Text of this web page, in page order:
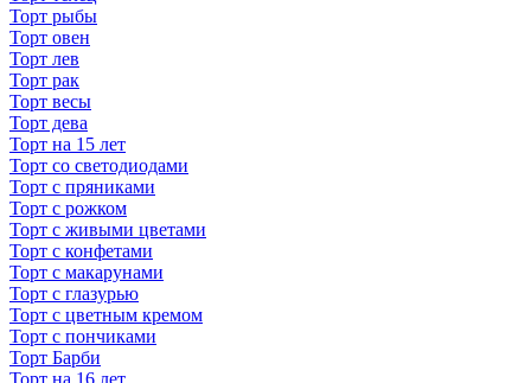
Торт рыбы
Торт овен
Торт лев
Торт рак
Торт весы
Торт дева
Торт на 15 лет
Торт со светодиодами
Торт с пряниками
Торт с рожком
Торт с живыми цветами
Торт с конфетами
Торт с макарунами
Торт с глазурью
Торт с цветным кремом
Торт с пончиками
Торт Барби
Торт на 16 лет